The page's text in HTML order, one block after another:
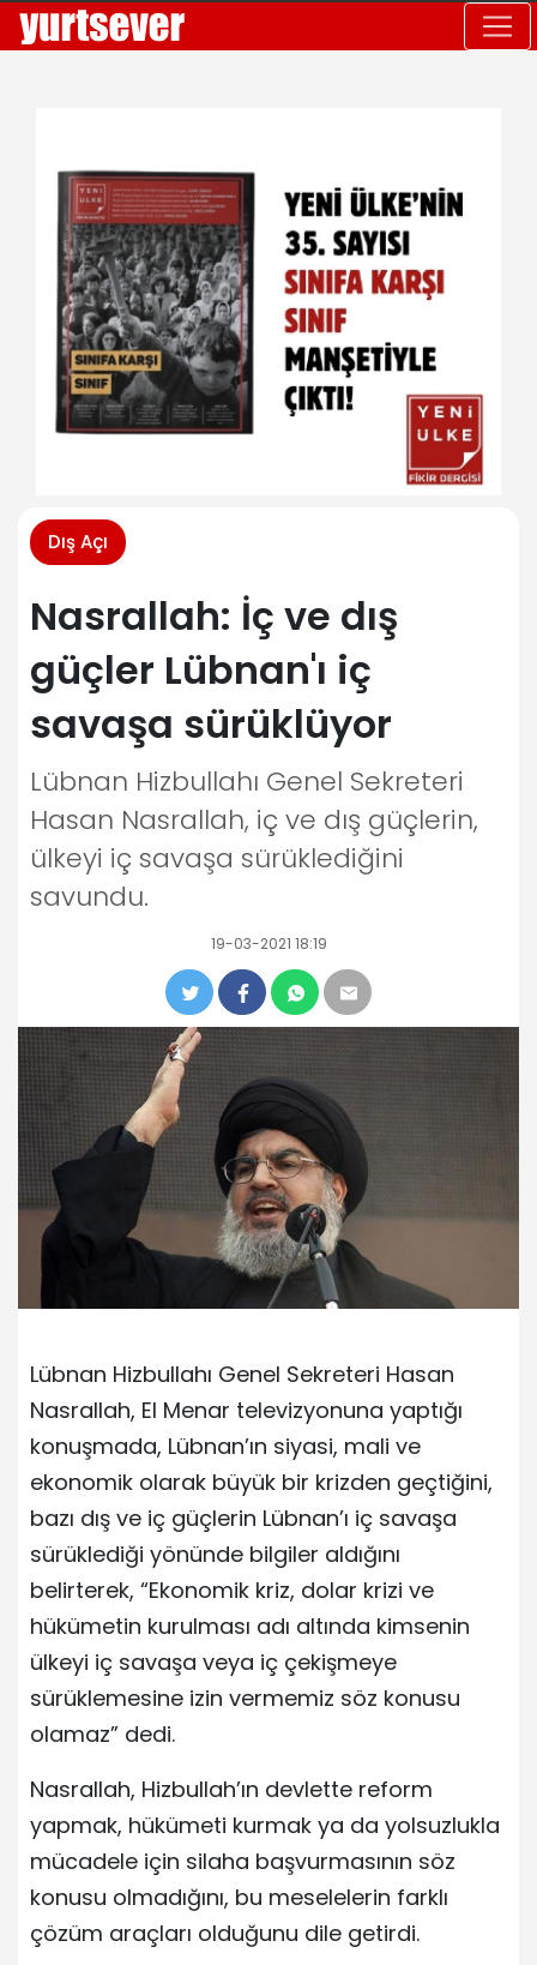
Dış Açı
Nasrallah: İç ve dış
güçler Lübnan'ı iç
savaşa sürüklüyor
Lübnan Hizbullahı Genel Sekreteri
Hasan Nasrallah, iç ve dış güçlerin,
ülkeyi iç savaşa sürüklediğini
savundu.
19-03-2021 18:19
Lübnan Hizbullahı Genel Sekreteri Hasan
Nasrallah, El Menar televizyonuna yaptığı
konuşmada, Lübnan’ın siyasi, mali ve
ekonomik olarak büyük bir krizden geçtiğini,
bazı dış ve iç güçlerin Lübnan’ı iç savaşa
sürüklediği yönünde bilgiler aldığını
belirterek, “Ekonomik kriz, dolar krizi ve
hükümetin kurulması adı altında kimsenin
ülkeyi iç savaşa veya iç çekişmeye
sürüklemesine izin vermemiz söz konusu
olamaz” dedi.
Nasrallah, Hizbullah’ın devlette reform
yapmak, hükümeti kurmak ya da yolsuzlukla
mücadele için silaha başvurmasının söz
konusu olmadığını, bu meselelerin farklı
çözüm araçları olduğunu dile getirdi.